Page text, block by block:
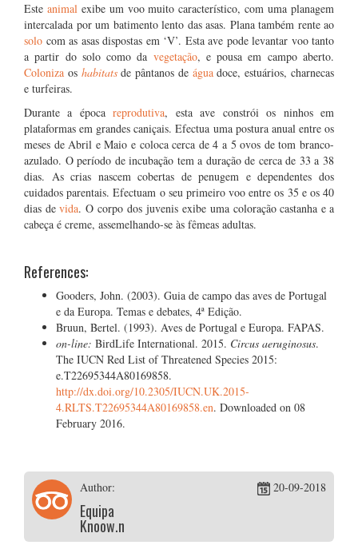
Este animalexibe um voo muito característico, com uma planagem
intercalada por um batimento lento das asas. Plana também rente ao
solo com as asas dispostas em ‘V’. Esta ave pode levantar voo tanto
a partir do solo como da vegetação, e pousa em campo aberto.
Coloniza os habitatsde pântanos de águadoce, estuários, charnecas
e turfeiras.
Durante a épocareprodutiva, esta ave constrói os ninhos em
plataformas em grandes caniçais. Efectua uma postura anual entre os
meses de Abril e Maio e coloca cerca de 4 a 5 ovos de tom branco-
azulado. O período de incubação tem a duração de cerca de 33 a 38
dias. As crias nascem cobertas de penugem e dependentes dos
cuidados parentais. Efectuam o seu primeiro voo entre os 35 e os 40
dias de vida. O corpo dos juvenis exibe uma coloração castanha e a
cabeça é creme, assemelhando-se às fêmeas adultas.
References:
Gooders, John. (2003). Guia de campo das aves de Portugal
e da Europa. Temas e debates, 4ª Edição.
Bruun, Bertel. (1993). Aves de Portugal e Europa. FAPAS.
on-line: BirdLife International. 2015. Circus aeruginosus.
The IUCN Red List of Threatened Species 2015:
e.T22695344A80169858.
http://dx.doi.org/10.2305/IUCN.UK.2015-
4.RLTS.T22695344A80169858.en. Downloaded on 08
February 2016.
Author:
Equipa
Knoow.net
20-09-2018